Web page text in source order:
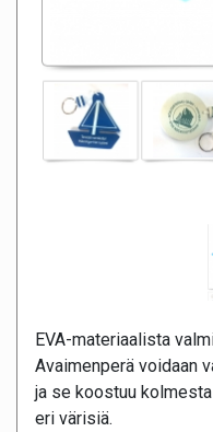
EVA-materiaalista
Avaimenperä voidaan
ja se koostuu
eri värisiä.